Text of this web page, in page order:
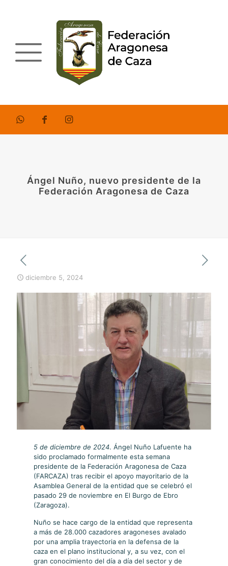
Ángel Nuño, nuevo presidente de la
Federación Aragonesa de Caza
diciembre 5, 2024
5 de diciembre de 2024. Ángel Nuño Lafuente ha
sido proclamado formalmente esta semana
presidente de la Federación Aragonesa de Caza
(FARCAZA) tras recibir el apoyo mayoritario de la
Asamblea General de la entidad que se celebró el
pasado 29 de noviembre en El Burgo de Ebro
(Zaragoza).
Nuño se hace cargo de la entidad que representa
a más de 28.000 cazadores aragoneses avalado
por una amplia trayectoria en la defensa de la
caza en el plano institucional y, a su vez, con el
gran conocimiento del día a día del sector y de